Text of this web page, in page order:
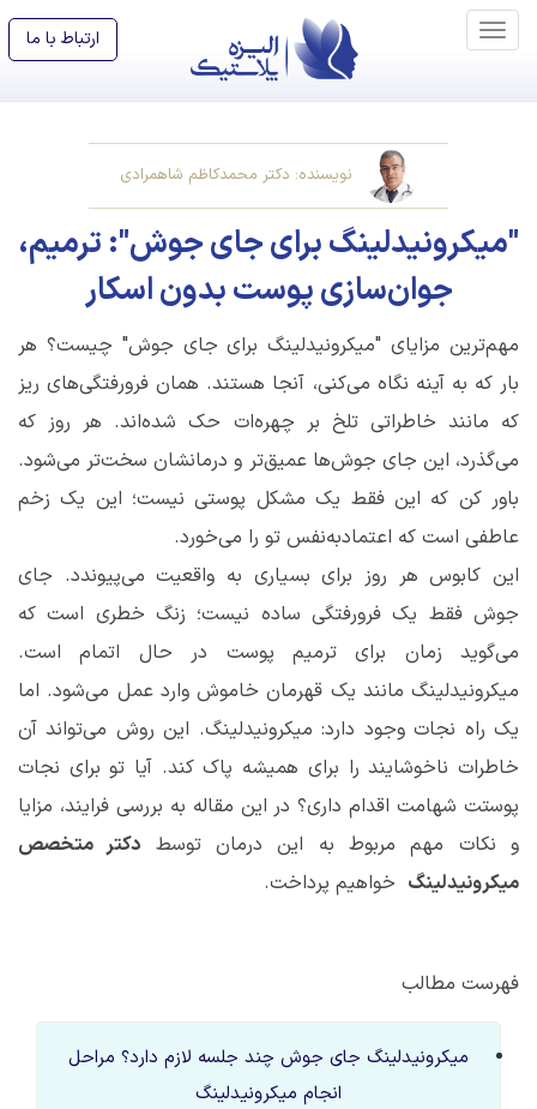
ارتباط با ما
نویسنده: دکتر محمدکاظم شاهمرادی
"میکرونیدلینگ برای جای جوش": ترمیم،
جوان‌سازی پوست بدون اسکار
مهم‌ترین مزایای "میکرونیدلینگ برای جای جوش" چیست؟ هر
بار که به آینه نگاه می‌کنی، آنجا هستند. همان فرورفتگی‌های ریز
که مانند خاطراتی تلخ بر چهره‌ات حک شده‌اند. هر روز که
می‌گذرد، این جای جوش‌ها عمیق‌تر و درمانشان سخت‌تر می‌شود.
باور کن که این فقط یک مشکل پوستی نیست؛ این یک زخم
عاطفی است که اعتمادبه‌نفس تو را می‌خورد.
این کابوس هر روز برای بسیاری به واقعیت می‌پیوندد. جای
جوش فقط یک فرورفتگی ساده نیست؛ زنگ خطری است که
می‌گوید زمان برای ترمیم پوست در حال اتمام است.
میکرونیدلینگ مانند یک قهرمان خاموش وارد عمل می‌شود. اما
یک راه نجات وجود دارد: میکرونیدلینگ. این روش می‌تواند آن
خاطرات ناخوشایند را برای همیشه پاک کند. آیا تو برای نجات
پوستت شهامت اقدام داری؟ در این مقاله به بررسی فرایند، مزایا
و نکات مهم مربوط به این درمان توسط دکتر متخصص
میکرونیدلینگ خواهیم پرداخت.
فهرست مطالب
میکرونیدلینگ جای جوش چند جلسه لازم دارد؟ مراحل
انجام میکرونیدلینگ